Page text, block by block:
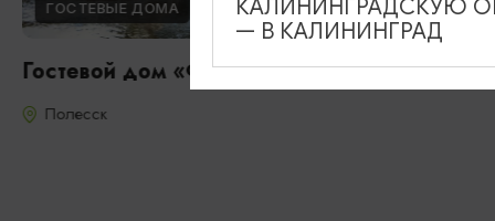
ГОСТЕВЫЕ ДОМА
Гостевой дом «Фишдорф»
Полесск
КАЛИНИНГРАДСКУЮ
— В КАЛИНИНГРАД